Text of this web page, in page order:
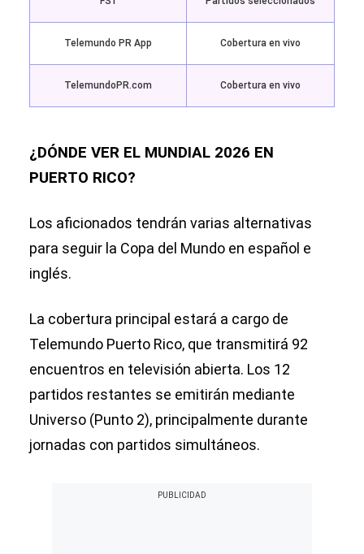
Telemundo PR App Cobertura en vivo
TelemundoPR.com Cobertura en vivo
¿DÓNDE VER EL MUNDIAL 2026 EN
PUERTO RICO?
Los aficionados tendrán varias alternativas
para seguir la Copa del Mundo en español e
inglés.
La cobertura principal estará a cargo de
Telemundo Puerto Rico, que transmitirá 92
encuentros en televisión abierta. Los 12
partidos restantes se emitirán mediante
Universo (Punto 2), principalmente durante
jornadas con partidos simultáneos.